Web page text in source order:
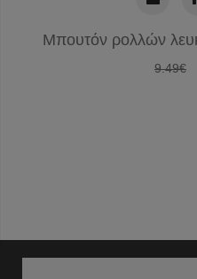
Μπουτόν ρολλών
9.49€